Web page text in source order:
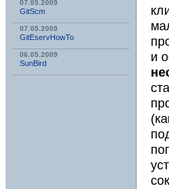
07.05.2009
GitScm
07.05.2009
GitEservHowTo
06.05.2009
SunBird
и